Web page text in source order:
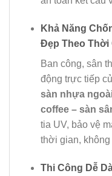
Khả Năng
Đẹp Theo Thời
Ban công, sân
động trực tiếp
sàn nhựa
coffee – sàn
tia UV, bảo vệ
thời gian, không
Thi Công Dễ